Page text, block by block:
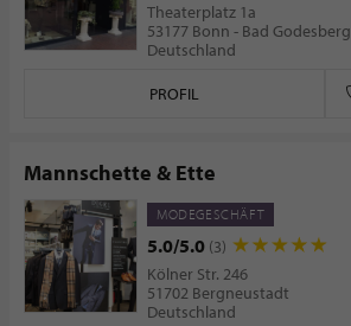
Theaterplatz 1a
53177 Bonn - Bad Godesberg
Deutschland
PROFIL
Mannschette & Ette
MODEGESCHÄFT
5.0/5.0 (3)
Kölner Str. 246
51702 Bergneustadt
Deutschland